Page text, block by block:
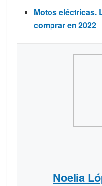
Motos eléctricas.
comprar en 2022
Noelia